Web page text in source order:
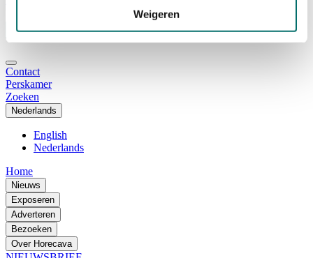
Weigeren
Contact
Perskamer
Zoeken
Nederlands
English
Nederlands
Home
Nieuws
Exposeren
Adverteren
Bezoeken
Over Horecava